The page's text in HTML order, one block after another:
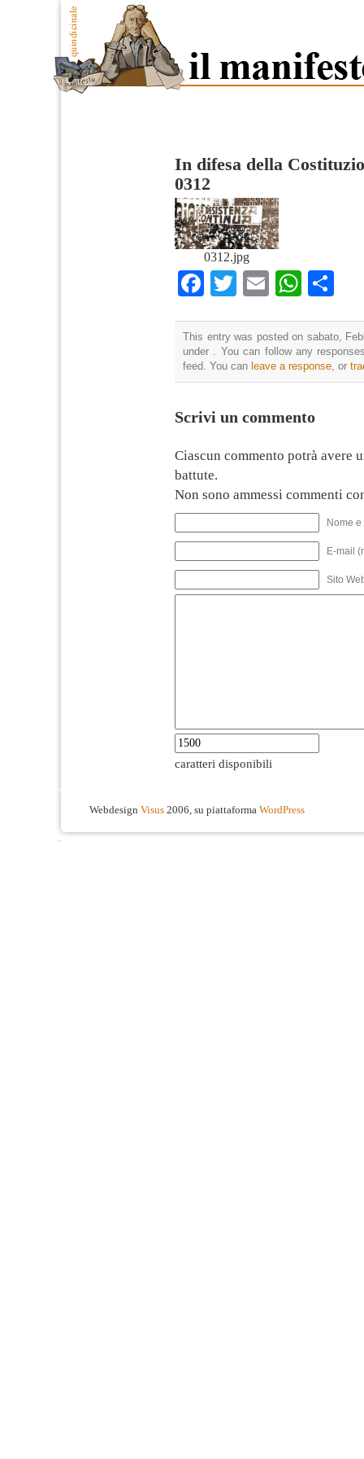
In difesa della
0312
0312.jpg
Facebook
TwitterEmail
This entry was posted on sabato,
under . You can follow any
feed. You can leave a response, or
Scrivi un commento
Ciascun commento potrà avere
battute.
Non sono ammessi commenti
Nome
E-mail
Sito
caratteri disponibili
Webdesign Visus 2006, su piattaforma WordPress